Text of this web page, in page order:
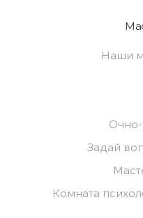
Наши
Задай
Комната